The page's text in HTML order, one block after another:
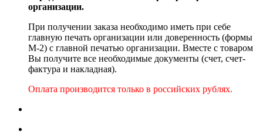
организации.
При получении заказа необходимо иметь при себе
главную печать организации или доверенность (формы
М-2) с главной печатью организации. Вместе с товаром
Вы получите все необходимые документы (счет, счет-
фактура и накладная).
Оплата производится только в российских рублях.